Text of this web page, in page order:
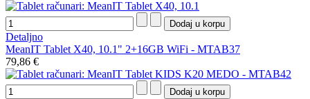
Detaljno
MeanIT Tablet X40, 10.1" 2+16GB WiFi - MTAB37
79,86 €